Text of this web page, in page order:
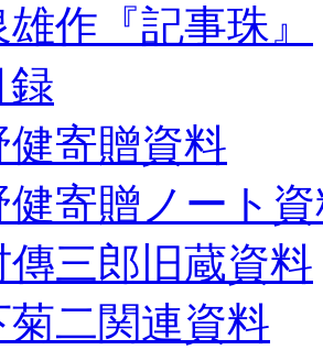
作『記事珠』
録
健寄贈資料
健寄贈ノート
傳三郎旧蔵資料
菊二関連資料